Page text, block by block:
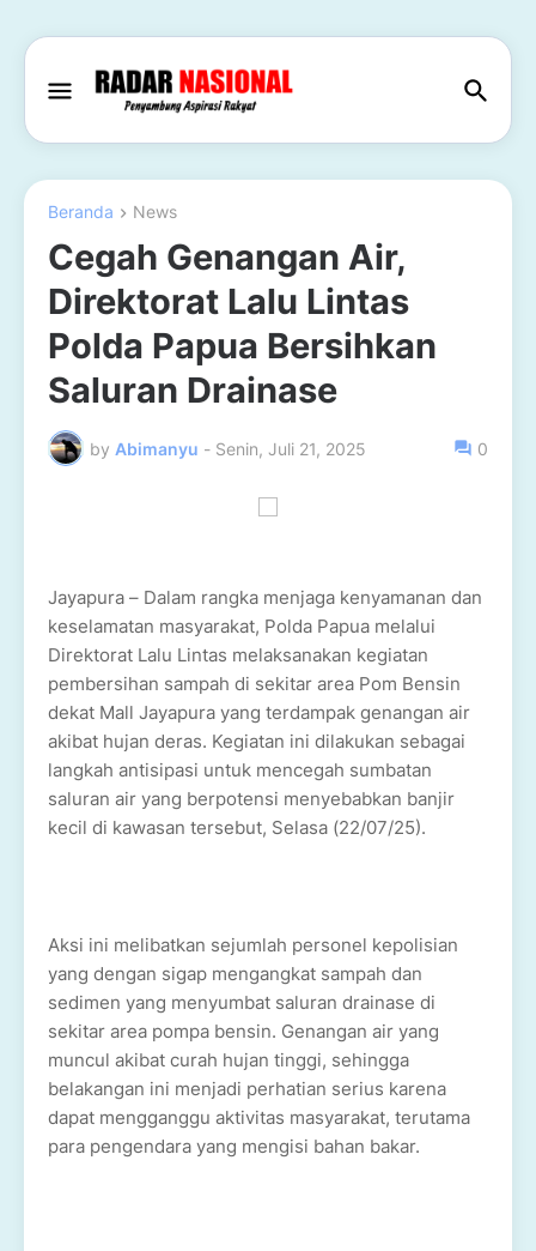
Beranda News
Cegah Genangan Air,
Direktorat Lalu Lintas
Polda Papua Bersihkan
Saluran Drainase
by Abimanyu - Senin, Juli 21, 2025 0
Jayapura – Dalam rangka menjaga kenyamanan dan
keselamatan masyarakat, Polda Papua melalui
Direktorat Lalu Lintas melaksanakan kegiatan
pembersihan sampah di sekitar area Pom Bensin
dekat Mall Jayapura yang terdampak genangan air
akibat hujan deras. Kegiatan ini dilakukan sebagai
langkah antisipasi untuk mencegah sumbatan
saluran air yang berpotensi menyebabkan banjir
kecil di kawasan tersebut, Selasa (22/07/25).
Aksi ini melibatkan sejumlah personel kepolisian
yang dengan sigap mengangkat sampah dan
sedimen yang menyumbat saluran drainase di
sekitar area pompa bensin. Genangan air yang
muncul akibat curah hujan tinggi, sehingga
belakangan ini menjadi perhatian serius karena
dapat mengganggu aktivitas masyarakat, terutama
para pengendara yang mengisi bahan bakar.